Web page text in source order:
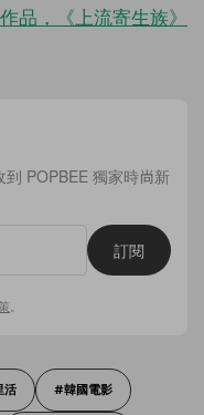
品，《上流寄生族》
POPBEE 獨家時尚新
訂閱
活 韓國電影